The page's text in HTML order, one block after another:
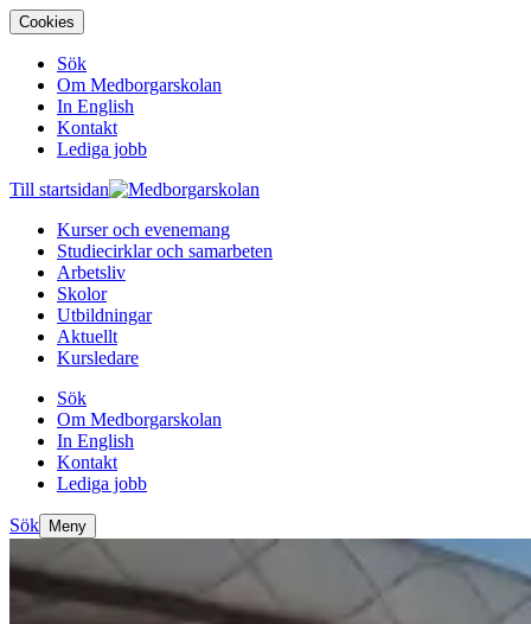
Cookies
Sök
Om Medborgarskolan
In English
Kontakt
Lediga jobb
Till startsidan
Kurser och evenemang
Studiecirklar och samarbeten
Arbetsliv
Skolor
Utbildningar
Aktuellt
Kursledare
Sök
Om Medborgarskolan
In English
Kontakt
Lediga jobb
Sök Meny